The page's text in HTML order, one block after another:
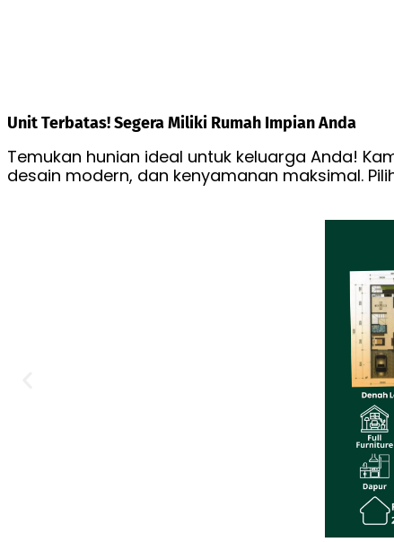
Unit Terbatas! Segera Miliki Rumah Impian Anda
Temukan hunian ideal untuk keluarga Anda!
desain modern, dan kenyamanan maksimal.